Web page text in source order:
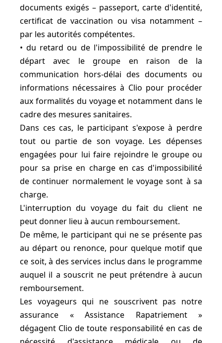
documents exigés – passeport, carte d'identité,
certificat de vaccination ou visa notamment –
par les autorités compétentes.
• du retard ou de l'impossibilité de prendre le
départ avec le groupe en raison de la
communication hors-délai des documents ou
informations nécessaires à Clio pour procéder
aux formalités du voyage et notamment dans le
cadre des mesures sanitaires.
Dans ces cas, le participant s'expose à perdre
tout ou partie de son voyage. Les dépenses
engagées pour lui faire rejoindre le groupe ou
pour sa prise en charge en cas d'impossibilité
de continuer normalement le voyage sont à sa
charge.
L'interruption du voyage du fait du client ne
peut donner lieu à aucun remboursement.
De même, le participant qui ne se présente pas
au départ ou renonce, pour quelque motif que
ce soit, à des services inclus dans le programme
auquel il a souscrit ne peut prétendre à aucun
remboursement.
Les voyageurs qui ne souscrivent pas notre
assurance « Assistance Rapatriement »
dégagent Clio de toute responsabilité en cas de